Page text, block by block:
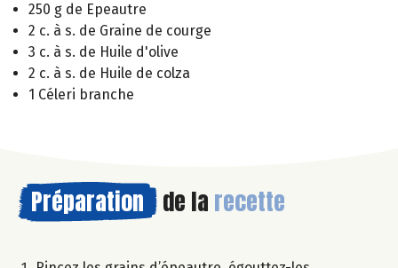
250 g de Epeautre
2 c. à s. de Graine de courge
3 c. à s. de Huile d'olive
2 c. à s. de Huile de colza
1 Céleri branche
Préparation de la recette